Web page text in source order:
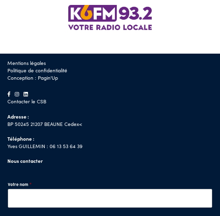
Mentions légales
Politique de confidentialité
Conception : Pagin'Up
Contacter le CSB
Adresse :
BP 50245 21207 BEAUNE Cedex<
Téléphone :
Yves GUILLEMIN : 06 13 53 64 39
Nous contacter
Votre nom *